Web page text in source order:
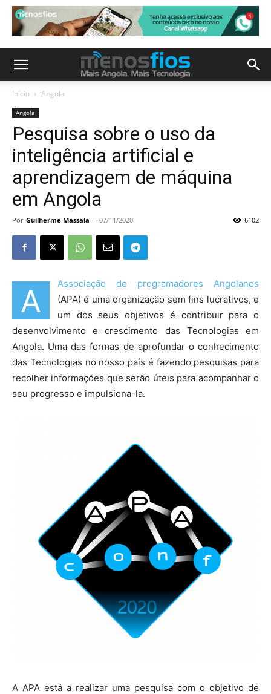
Início Angola
Angola
Pesquisa sobre o uso da
inteligência artificial e
aprendizagem de máquina
em Angola
Por Guilherme Massala - 07/11/2020 6102
A
Associação de programadores Angolanos
(APA) é uma organização sem fins lucrativos, e
um dos seus objetivos é contribuir para o
desenvolvimento e crescimento das Tecnologias em
Angola. Uma das formas de aprofundar o conhecimento
das Tecnologias no nosso país é fazendo pesquisas para
recolher informações que serão úteis para acompanhar o
seu progresso e impulsiona-la.
A APA está a realizar uma pesquisa com o objetivo de